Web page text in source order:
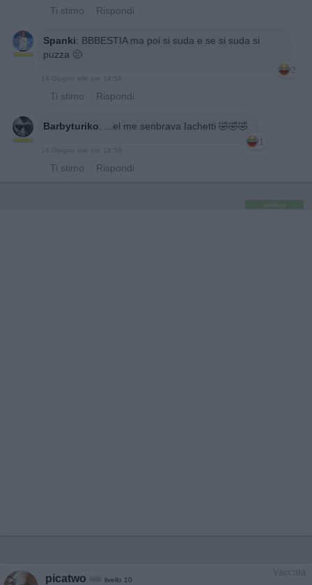
· Ti stimo · Rispondi
Spanki: BBBESTIA ma poi si suda e se si suda si
puzza 🤢
2
14 Giugno alle ore 14:54
· Ti stimo · Rispondi
Barbyturiko: ...el me senbrava Iachetti 🤣🤣🤣
1
14 Giugno alle ore 14:58
· Ti stimo · Rispondi
pubblicità
Vaccata
picatwo livello 10